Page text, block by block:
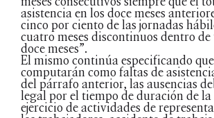
asistencia en los doce meses
cinco por ciento de las jornadas
cuatro meses discontinuos dentro
doce meses”.
El mismo continúa especificando que
computarán como faltas de
del párrafo anterior, las ausencias
legal por el tiempo de duración de
ejercicio de actividades de